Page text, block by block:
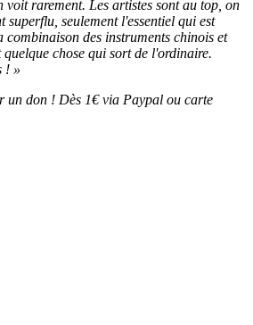
voit rarement. Les artistes sont au top, on
superflu, seulement l'essentiel qui est
des instruments chinois et
chose qui sort de l'ordinaire.
! »
un don ! Dès 1€ via Paypal ou carte